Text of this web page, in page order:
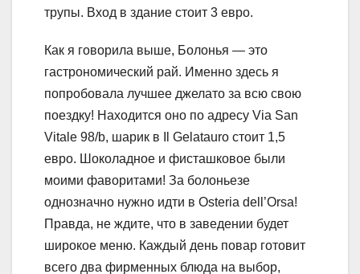
трупы. Вход в здание стоит 3 евро.
Как я говорила выше, Болонья — это
гастрономический рай. Именно здесь я
попробовала лучшее джелато за всю свою
поездку! Находится оно по адресу Via San
Vitale 98/b, шарик в Il Gelatauro стоит 1,5
евро. Шоколадное и фисташковое были
моими фаворитами! За болоньезе
однозначно нужно идти в Osteria dell’Orsa!
Правда, не ждите, что в заведении будет
широкое меню. Каждый день повар готовит
всего два фирменных блюда на выбор,